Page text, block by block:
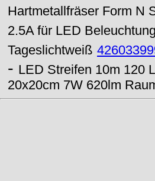
Hartmetallfräser Form N
2.5A für LED
Tageslichtweiß
- LED Streifen 10m 120
20x20cm 7W 620lm